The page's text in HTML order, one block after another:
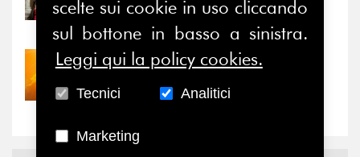
il valore di...
30/07/2026
Nove anni dopo la
“grande cecità”: la...
scelte sui cookie in uso cliccando
sul bottone in basso a sinistra.
Leggi qui la policy cookies.
Tecnici Analitici
Marketing